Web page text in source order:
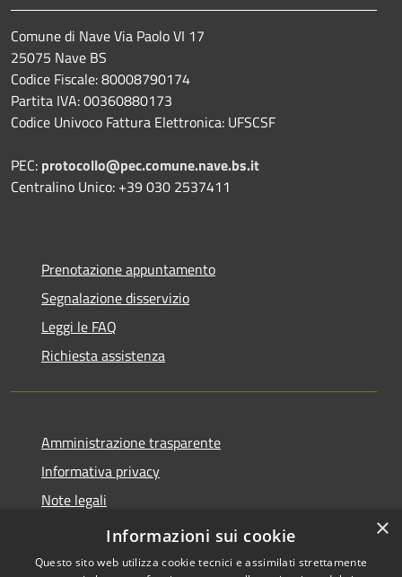
Comune di Nave Via Paolo VI 17
25075 Nave BS
Codice Fiscale: 80008790174
Partita IVA: 00360880173
Codice Univoco Fattura Elettronica: UFSCSF
PEC: protocollo@pec.comune.nave.bs.it
Centralino Unico: +39 030 2537411
Prenotazione appuntamento
Segnalazione disservizio
Leggi le FAQ
Richiesta assistenza
Amministrazione trasparente
Informativa privacy
Note legali
Dichiarazione di accessibilità
×
Informazioni sui cookie
Questo sito web utilizza cookie tecnici e assimilati strettamente